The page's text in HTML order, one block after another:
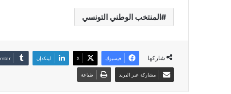
المنتخب الوطني التونسي
شاركها فيسبوك ‫X لينكدإن
مشاركة عبر البريد طباعة